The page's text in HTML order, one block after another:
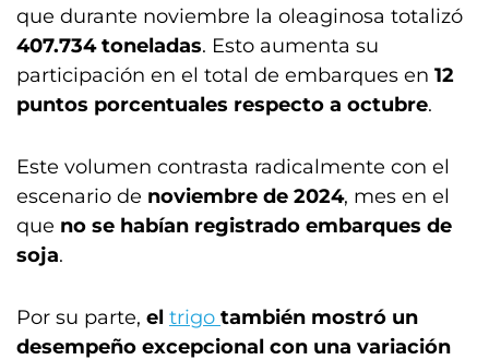
que durante noviembre la oleaginosa totalizó
407.734 toneladas. Esto aumenta su
participación en el total de embarques en 12
puntos porcentuales respecto a octubre.
Este volumen contrasta radicalmente con el
escenario de noviembre de 2024, mes en el
que no se habían registrado embarques de
soja.
Por su parte, el trigo también mostró un
desempeño excepcional con una variación